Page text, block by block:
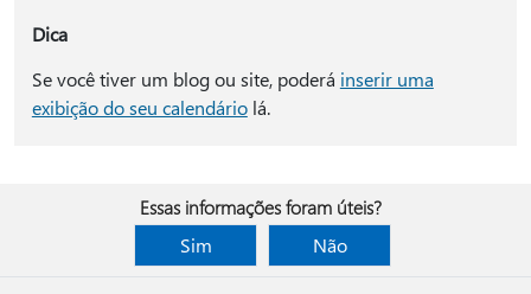
Dica
Se você tiver um blog ou site, poderá inserir uma
exibição do seu calendáriolá.
Essas informações foram úteis?
Sim
Não